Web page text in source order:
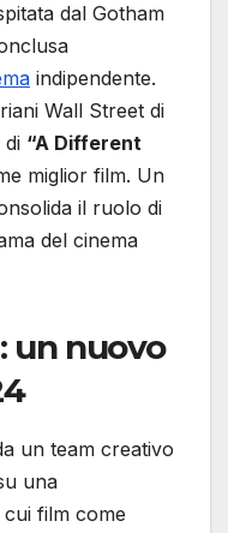
dal Gotham
indipendente.
Wall Street di
di “A Different
miglior film. Un
il ruolo di
del cinema
un nuovo
un team creativo
una
film come